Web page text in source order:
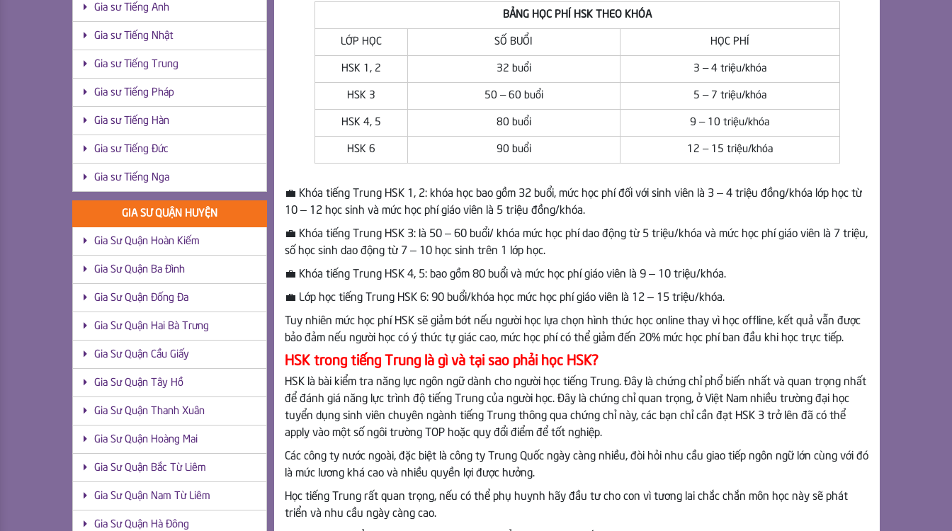
BẢNG HỌC PHÍ HSK THEO KHÓA
LỚP HỌC SỐ BUỔI HỌC PHÍ
HSK 1, 2 32 buổi 3 – 4 triệu/khóa
HSK 3 50 – 60 buổi 5 – 7 triệu/khóa
HSK 4, 5 80 buổi 9 – 10 triệu/khóa
HSK 6 90 buổi 12 – 15 triệu/khóa
💼 Khóa tiếng Trung HSK 1, 2: khóa học bao gồm 32 buổi, mức học phí đối với sinh viên là 3 – 4 triệu đồng/khóa lớp học từ
10 – 12 học sinh và mức học phí giáo viên là 5 triệu đồng/khóa.
💼 Khóa tiếng Trung HSK 3: là 50 – 60 buổi/ khóa mức học phí dao động từ 5 triệu/khóa và mức học phí giáo viên là 7 triệu,
số học sinh dao động từ 7 – 10 học sinh trên 1 lớp học.
💼 Khóa tiếng Trung HSK 4, 5: bao gồm 80 buổi và mức học phí giáo viên là 9 – 10 triệu/khóa.
💼 Lớp học tiếng Trung HSK 6: 90 buổi/khóa học mức học phí giáo viên là 12 – 15 triệu/khóa.
Tuy nhiên mức học phí HSK sẽ giảm bớt nếu người học lựa chọn hình thức học online thay vì học offline, kết quả vẫn được
bảo đảm nếu người học có ý thức tự giác cao, mức học phí có thể giảm đến 20% mức học phí ban đầu khi học trực tiếp.
HSK trong tiếng Trung là gì và tại sao phải học HSK?
HSK là bài kiểm tra năng lực ngôn ngữ dành cho người học tiếng Trung. Đây là chứng chỉ phổ biến nhất và quan trọng nhất
để đánh giá năng lực trình độ tiếng Trung của người học. Đây là chứng chỉ quan trọng, ở Việt Nam nhiều trường đại học
tuyển dụng sinh viên chuyên ngành tiếng Trung thông qua chứng chỉ này, các bạn chỉ cần đạt HSK 3 trở lên đã có thể
apply vào một số ngôi trường TOP hoặc quy đổi điểm để tốt nghiệp.
Các công ty nước ngoài, đặc biệt là công ty Trung Quốc ngày càng nhiều, đòi hỏi nhu cầu giao tiếp ngôn ngữ lớn cùng với đó
là mức lương khá cao và nhiều quyền lợi được hưởng.
Học tiếng Trung rất quan trọng, nếu có thể phụ huynh hãy đầu tư cho con vì tương lai chắc chắn môn học này sẽ phát
triển và nhu cầu ngày càng cao.
Gia sư Tiếng Anh
Gia sư Tiếng Nhật
Gia sư Tiếng Trung
Gia sư Tiếng Pháp
Gia sư Tiếng Hàn
Gia sư Tiếng Đức
Gia sư Tiếng Nga
GIA SƯ QUẬN HUYỆN
Gia Sư Quận Hoàn Kiếm
Gia Sư Quận Ba Đình
Gia Sư Quận Đống Đa
Gia Sư Quận Hai Bà Trưng
Gia Sư Quận Cầu Giấy
Gia Sư Quận Tây Hồ
Gia Sư Quận Thanh Xuân
Gia Sư Quận Hoàng Mai
Gia Sư Quận Bắc Từ Liêm
Gia Sư Quận Nam Từ Liêm
Gia Sư Quận Hà Đông